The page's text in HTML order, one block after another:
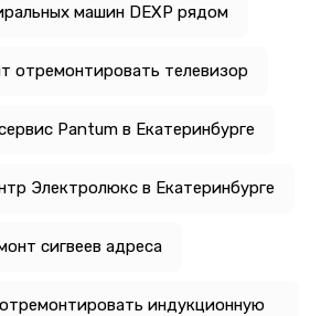
машин DEXP рядом
отремонтировать телевизор
Pantum в Екатеринбурге
Электролюкс в Екатеринбурге
сигвеев адреса
индукционную